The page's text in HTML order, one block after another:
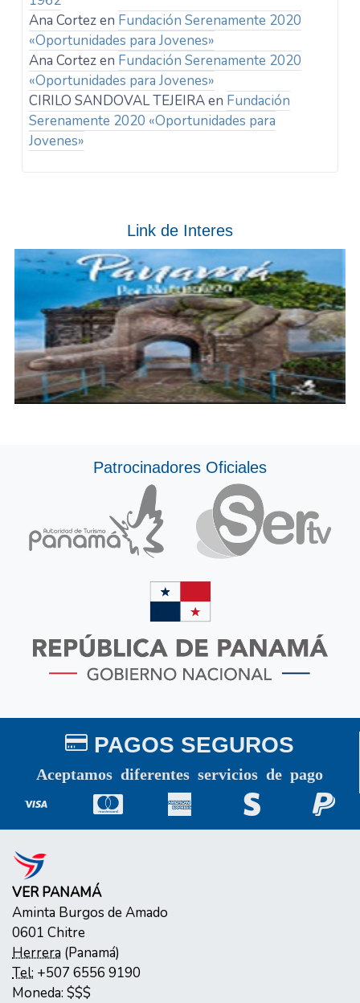
Ana Cortezen Fundación Serenamente 2020
«Oportunidades para Jovenes»
Ana Cortezen Fundación Serenamente 2020
«Oportunidades para Jovenes»
CIRILO SANDOVAL TEJEIRAen Fundación
Serenamente 2020 «Oportunidades para
Jovenes»
Link de Interes
Patrocinadores Oficiales
PAGOS SEGUROS
Aceptamos diferentes servicios de pago
VER PANAMÁ
Aminta Burgos de Amado
0601 Chitre
Herrera (Panamá)
Tel: +507 6556 9190
Moneda: $$$